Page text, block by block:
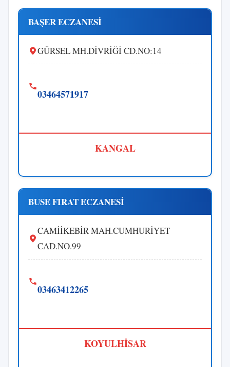
BAŞER ECZANESİ
GÜRSEL MH.DİVRİĞİ CD.NO:14
03464571917
KANGAL
BUSE FIRAT ECZANESİ
CAMİİKEBİR MAH.CUMHURİYET
CAD.NO.99
03463412265
KOYULHİSAR